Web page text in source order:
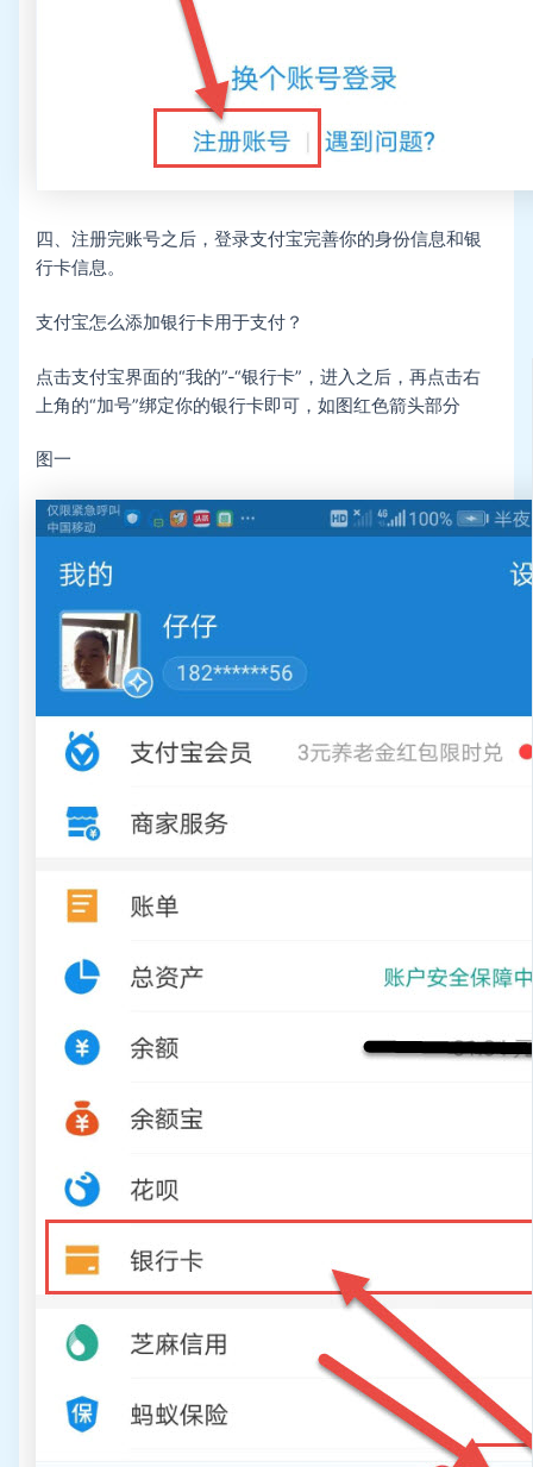
四、注册完账号之后，登录支付宝完善你的身份信息和银
行卡信息。
支付宝怎么添加银行卡用于支付？
点击支付宝界面的“我的”-“银行卡”，进入之后，再点击右
上角的“加号”绑定你的银行卡即可，如图红色箭头部分
图一